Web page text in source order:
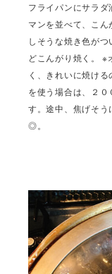
フライパンにサラ
マンを並べて、こ
しそうな焼き色が
どこんがり焼く。 ※
く、きれいに焼け
を使う場合は、２
す。途中、焦げそう
◎。